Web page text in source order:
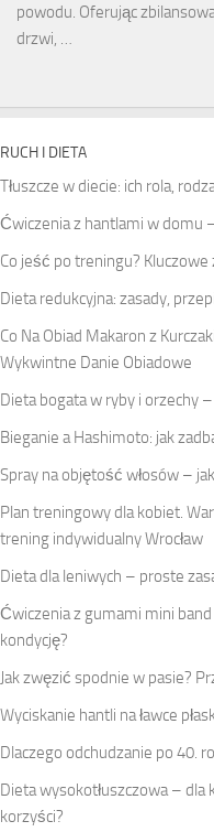
powodu. Oferując
drzwi, …
RUCH I DIETA
Tłuszcze w diecie: ich rola,
Ćwiczenia z hantlami w domu
Co jeść po treningu?
Dieta redukcyjna: zasady,
Co Na Obiad Makaron z
Wykwintne Danie Obiadowe
Dieta bogata w ryby i orzechy
Bieganie a Hashimoto: jak
Spray na objętość włosów –
Plan treningowy dla kobiet.
trening indywidualny Wrocław
Dieta dla leniwych – proste
Ćwiczenia z gumami mini
kondycję?
Jak zwęzić spodnie w pasie?
Wyciskanie hantli na ławce
Dlaczego odchudzanie po 40.
Dieta wysokotłuszczowa –
korzyści?